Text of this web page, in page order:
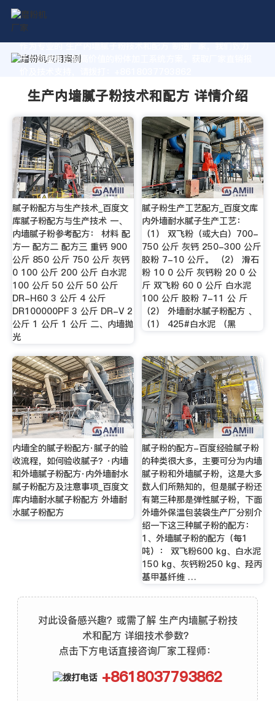
作为专业的 生产内墙腻子粉技术和配方 制造厂家，我们致力
于为您量身定制高价值的粉体加工系统方案。获取厂家直销报
生产内墙腻子粉技术和配方 详情介绍
腻子粉配方与生产技术_百度文
库腻子粉配方与生产技术 一、
内墙腻子粉参考配方： 材料 配
方一 配方二 配方三 重钙 900
公斤 850 公斤 750 公斤 灰钙
0 100 公斤 200 公斤 白水泥
100 公斤 50 公斤 50 公斤
DR-H60 3 公斤 4 公斤
DR100000PF 3 公斤 DR-V 2
公斤 1 公斤 1 公斤 二、内墙抛
光
腻子粉生产工艺配方_百度文库
内外墙耐水腻子生产工艺：
（1） 双飞粉（或大白）700-
750 公斤 灰钙 250-300 公斤
胶粉 7-10 公斤。 （2） 滑石
粉 10 0 公斤 灰钙粉 20 0 公
斤 双飞粉 60 0 公斤 白水泥
100 公斤 胶粉 7-11 公 斤
（2） 外墙耐水腻子粉配方 、
（1） 425#白水泥 （黑
内墙全的腻子粉配方·腻子的验
收流程，如何验收腻子？·内墙
和外墙腻子粉配方·内外墙耐水
腻子粉配方及注意事项_百度文
库内墙耐水腻子粉配方 外墙耐
水腻子粉配方
腻子粉的配方-百度经验腻子粉
的种类很大多，主要可分为内墙
腻子粉和外墙腻子粉，这是大多
数人们所熟知的，但是腻子粉还
有第三种那是弹性腻子粉，下面
外墙外保温包装袋生产厂分别介
绍一下这三种腻子粉的配方：
1、外墙腻子粉的配方（每1
吨）： 双飞粉600 kg、白水泥
150 kg、灰钙粉250 kg、羟丙
基甲基纤维 …
对此设备感兴趣？或需了解 生产内墙腻子粉技
术和配方 详细技术参数？
点击下方电话直接咨询厂家工程师：
+8618037793862